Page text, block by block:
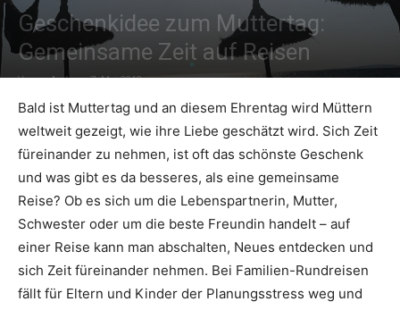
Reiseempfehlungen.
Geschenkidee zum Muttertag:
Gemeinsame Zeit auf Reisen
Von admin - 7. Mai 2018
Bald ist Muttertag und an diesem Ehrentag wird Müttern
weltweit gezeigt, wie ihre Liebe geschätzt wird. Sich Zeit
füreinander zu nehmen, ist oft das schönste Geschenk
und was gibt es da besseres, als eine gemeinsame
Reise? Ob es sich um die Lebenspartnerin, Mutter,
Schwester oder um die beste Freundin handelt – auf
einer Reise kann man abschalten, Neues entdecken und
sich Zeit füreinander nehmen. Bei Familien-Rundreisen
fällt für Eltern und Kinder der Planungsstress weg und